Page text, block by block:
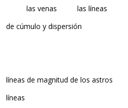
las venas las líneas
de cúmulo y dispersión
líneas de magnitud de los astros
líneas